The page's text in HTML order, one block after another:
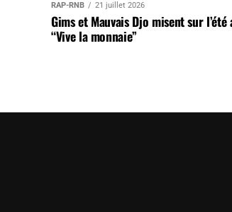
RAP-RNB 21 juillet 2026
Gims et Mauvais Djo misent sur l’été
“Vive la monnaie”